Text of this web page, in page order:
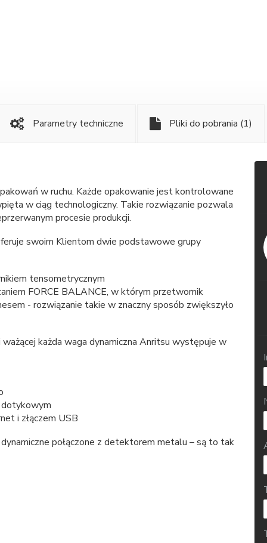
Parametry techniczne Pliki do pobrania (1)
w ruchu. Każde opakowanie jest kontrolowane
w ciąg technologiczny. Takie rozwiązanie pozwala
procesie produkcji.
swoim Klientom dwie podstawowe grupy
tensometrycznym
FORCE BALANCE, w którym przetwornik
- rozwiązanie takie w znaczny sposób zwiększyło
każda waga dynamiczna Anritsu występuje w
i złączem USB
połączone z detektorem metalu – są to tak